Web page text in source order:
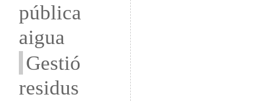
pública
aigua
Gestió
residus